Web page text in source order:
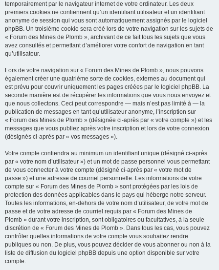
temporairement par le navigateur internet de votre ordinateur. Les deux
premiers cookies ne contiennent qu’un identifiant utilisateur et un identifiant
anonyme de session qui vous sont automatiquement assignés par le logiciel
phpBB. Un troisième cookie sera créé lors de votre navigation sur les sujets de
« Forum des Mines de Plomb », archivant de ce fait tous les sujets que vous
avez consultés et permettant d’améliorer votre confort de navigation en tant
qu’utilisateur.
Lors de votre navigation sur « Forum des Mines de Plomb », nous pouvons
également créer une quatrième sorte de cookies, externes au document qui
est prévu pour couvrir uniquement les pages créées par le logiciel phpBB. La
seconde manière est de récupérer les informations que vous nous envoyez et
que nous collectons. Ceci peut correspondre — mais n’est pas limité à — la
publication de messages en tant qu’utilisateur anonyme, l’inscription sur
« Forum des Mines de Plomb » (désignée ci-après par « votre compte ») et les
messages que vous publiez après votre inscription et lors de votre connexion
(désignés ci-après par « vos messages »).
Votre compte contiendra au minimum un identifiant unique (désigné ci-après
par « votre nom d’utilisateur ») et un mot de passe personnel vous permettant
de vous connecter à votre compte (désigné ci-après par « votre mot de
passe ») et une adresse de courriel personnelle. Les informations de votre
compte sur « Forum des Mines de Plomb » sont protégées par les lois de
protection des données applicables dans le pays qui héberge notre serveur.
Toutes les informations, en-dehors de votre nom d’utilisateur, de votre mot de
passe et de votre adresse de courriel requis par « Forum des Mines de
Plomb » durant votre inscription, sont obligatoires ou facultatives, à la seule
discrétion de « Forum des Mines de Plomb ». Dans tous les cas, vous pouvez
contrôler quelles informations de votre compte vous souhaitez rendre
publiques ou non. De plus, vous pouvez décider de vous abonner ou non à la
liste de diffusion du logiciel phpBB depuis une option disponible sur votre
compte.